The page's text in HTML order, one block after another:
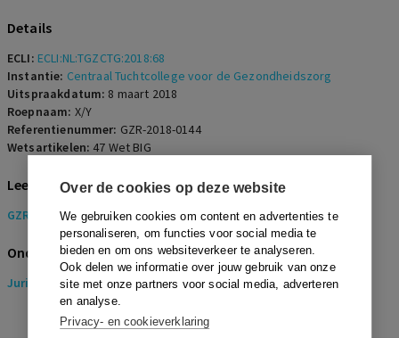
Over de cookies op deze website
We gebruiken cookies om content en advertenties te
personaliseren, om functies voor social media te
bieden en om ons websiteverkeer te analyseren.
Ook delen we informatie over jouw gebruik van onze
site met onze partners voor social media, adverteren
en analyse.
Privacy- en cookieverklaring
Details
ECLI: ECLI:NL:TGZCTG:2018:68
Instantie: Centraal Tuchtcollege voor de Gezondheidszorg
Uitspraakdatum: 8 maart 2018
Roepnaam: X/Y
Referentienummer: GZR-2018-0144
Wetsartikelen: 47 Wet BIG
Lees de bijbehorende uitspraak
GZR-2018-0144
Onderwerpen
Juridisch> Gezondheidsrecht